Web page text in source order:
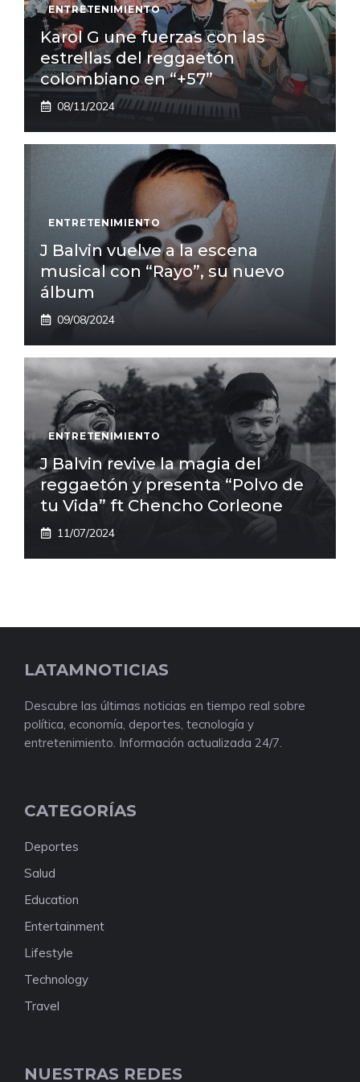
ENTRETENIMIENTO
Karol G une fuerzas con las
estrellas del reggaetón
colombiano en “+57”
08/11/2024
ENTRETENIMIENTO
J Balvin vuelve a la escena
musical con “Rayo”, su nuevo
álbum
09/08/2024
ENTRETENIMIENTO
J Balvin revive la magia del
reggaetón y presenta “Polvo de
tu Vida” ft Chencho Corleone
11/07/2024
LATAMNOTICIAS
Descubre las últimas noticias en tiempo real sobre
política, economía, deportes, tecnología y
entretenimiento. Información actualizada 24/7.
CATEGORÍAS
Deportes
Salud
Education
Entertainment
Lifestyle
Technology
Travel
NUESTRAS REDES